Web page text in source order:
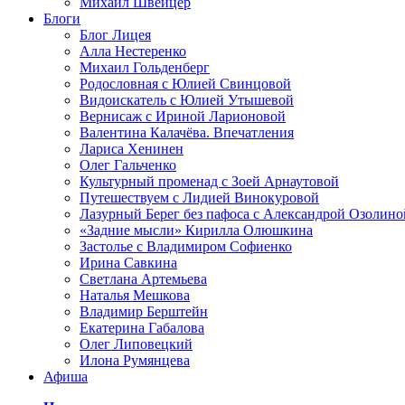
Блоги
Блог Лицея
Алла Нестеренко
Михаил Гольденберг
Родословная с Юлией Свинцовой
Видоискатель с Юлией Утышевой
Вернисаж с Ириной Ларионовой
Валентина Калачёва. Впечатления
Лариса Хенинен
Олег Гальченко
Культурный променад с Зоей Арнаутовой
Путешествуем с Лидией Винокуровой
Лазурный Берег без пафоса с Александрой
«Задние мысли» Кирилла Олюшкина
Застолье с Владимиром Софиенко
Ирина Савкина
Светлана Артемьева
Наталья Мешкова
Владимир Берштейн
Екатерина Габалова
Олег Липовецкий
Илона Румянцева
Афиша